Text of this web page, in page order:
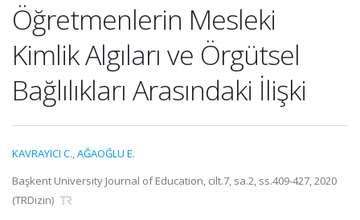
Öğretmenlerin Mesleki
Kimlik Algıları ve Örgütsel
Bağlılıkları Arasındaki İlişki
KAVRAYICI C.,AĞAOĞLU E.
Başkent University Journal of Education, cilt.7, sa.2, ss.409-427, 2020
(TRDizin)